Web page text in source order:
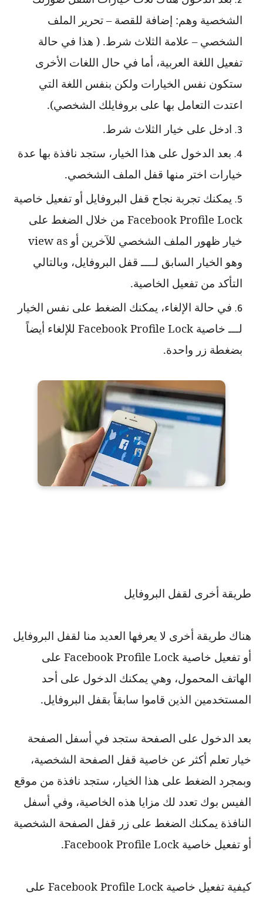
الشخصية وهم: إضافة للقصة – تحرير الملف
الشخصي – علامة الثلاث شرط. ( هذا في حالة
تفعيل اللغة العربية، أما في حال اللغات الأخرى
ستكون نفس الخيارات ولكن بنفس اللغة التي
اعتدت التعامل بها على بروفايلك الشخصي).
ادخل على خيار الثلاث شرط.
بعد الدخول على هذا الخيار، ستجد نافذة بها عدة
خيارات اختر منها قفل الملف الشخصي.
يمكنك تجربة نجاح قفل البروفايل أو تفعيل خاصية
Facebook Profile Lockمن خلال الضغط على
خيار ظهور الملف الشخصي للآخرين أوview as
وهو الخيار السابق لــــ قفل البروفايل، وبالتالي
التأكد من تفعيل الخاصية.
في حالة الإلغاء، يمكنك الضغط على نفس الخيار
لـــ خاصيةFacebook Profile Lockللإلغاء أيضاً
بضغطة زر واحدة.
طريقة أخرى لقفل البروفايل
هناك طريقة أخرى لا يعرفها العديد منا لقفل البروفايل
أو تفعيل خاصيةFacebook Profile Lockعلى
الهاتف المحمول، وهي يمكنك الدخول على أحد
المستخدمين الذين قاموا سابقاً بقفل البروفايل.
بعد الدخول على الصفحة ستجد في أسفل الصفحة
خيار تعلم أكثر عن خاصية قفل الصفحة الشخصية،
وبمجرد الضغط على هذا الخيار، ستجد نافذة من موقع
الفيس بوك تعدد لك مزايا هذه الخاصية، وفي أسفل
النافذة يمكنك الضغط على زر قفل الصفحة الشخصية
أو تفعيل خاصيةFacebook Profile Lock
.
كيفية تفعيل خاصيةFacebook Profile Lockعلى